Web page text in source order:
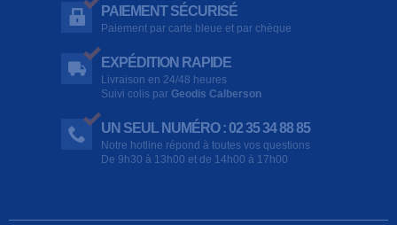
PAIEMENT SÉCURISÉ
Paiement par carte bleue et par chèque
EXPÉDITION RAPIDE
Livraison en 24/48 heures
Suivi colis par Geodis Calberson
UN SEUL NUMÉRO : 02 35 34 88 85
Notre hotline répond à toutes vos questions
De 9h30 à 13h00 et de 14h00 à 17h00